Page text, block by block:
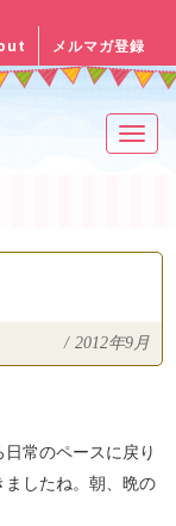
メルマガ登録
/ 2012年9月
常のペースに戻り
したね。朝、晩の